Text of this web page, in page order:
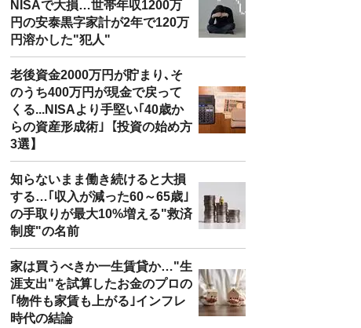
NISAで大損…世帯年収1200万
円の安泰黒字家計が2年で120万
円溶かした"犯人"
老後資金2000万円が貯まり､そ
のうち400万円が現金で戻って
くる...NISAより手堅い｢40歳か
らの資産形成術｣【投資の始め方
3選】
知らないまま働き続けると大損
する…｢収入が減った60～65歳｣
の手取りが最大10%増える"救済
制度"の名前
家は買うべきか一生賃貸か…"生
涯支出"を試算したお金のプロの
｢物件も家賃も上がる｣インフレ
時代の結論